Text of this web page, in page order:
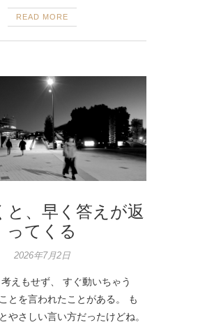
READ MORE
と、早く答えが返
ってくる
2026年7月2日
えもせず、 すぐ動いちゃう
とを言われたことがある。 も
やさしい言い方だったけどね。